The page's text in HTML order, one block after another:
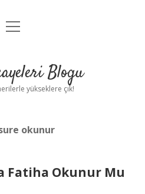
Uyarı
menüyü
Blogu
yükseklere çık!
okunur
Fatiha Okunur Mu